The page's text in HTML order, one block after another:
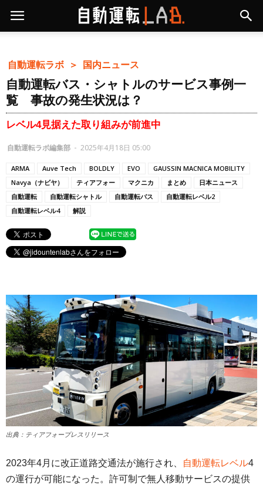
自動運転ラボ ＞ 国内ニュース
自動運転バス・シャトルのサービス事例一
覧 事故の発生状況は？
レベル4見据えた取り組みが前進中
自動運転ラボ編集部 - 2025年4月18日 05:00
ARMA Auve Tech BOLDLY EVO
GAUSSIN MACNICA MOBILITY
Navya（ナビヤ）
ティアフォー マクニカ まとめ
日本ニュース
自動運転
自動運転シャトル 自動運転バス
自動運転レベル2
自動運転レベル4
解説
出典：ティアフォープレスリリース
2023年4月に改正道路交通法が施行され、 自動運転レベル4
の運行が可能になった。許可制で無人移動サービスの提供